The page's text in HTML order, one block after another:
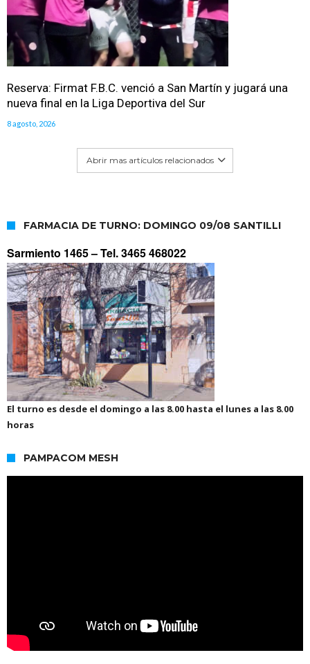
Reserva: Firmat F.B.C. venció a San Martín y jugará una
nueva final en la Liga Deportiva del Sur
8 agosto, 2026
Abrir mas artículos relacionados
FARMACIA DE TURNO: DOMINGO 09/08 SANTILLI
Sarmiento 1465 –Tel. 3465 468022
El turno es desde el domingo a las 8.00 hasta el lunes a las 8.00
horas
PAMPACOM MESH